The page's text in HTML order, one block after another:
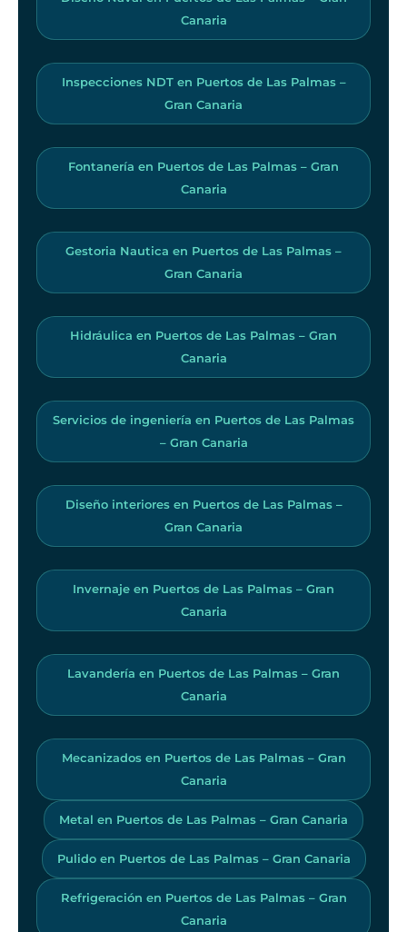
Canaria
Inspecciones NDT en Puertos de Las Palmas –
Gran Canaria
Fontanería en Puertos de Las Palmas – Gran
Canaria
Gestoria Nautica en Puertos de Las Palmas –
Gran Canaria
Hidráulica en Puertos de Las Palmas – Gran
Canaria
Servicios de ingeniería en Puertos de Las Palmas
– Gran Canaria
Diseño interiores en Puertos de Las Palmas –
Gran Canaria
Invernaje en Puertos de Las Palmas – Gran
Canaria
Lavandería en Puertos de Las Palmas – Gran
Canaria
Mecanizados en Puertos de Las Palmas – Gran
Canaria
Metal en Puertos de Las Palmas – Gran Canaria
Pulido en Puertos de Las Palmas – Gran Canaria
Refrigeración en Puertos de Las Palmas – Gran
Canaria